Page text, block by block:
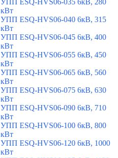
УПП ESQ-HVS06-035 6кВ, 280
кВт
УПП ESQ-HVS06-040 6кВ, 315
кВт
УПП ESQ-HVS06-045 6кВ, 400
кВт
УПП ESQ-HVS06-055 6кВ, 450
кВт
УПП ESQ-HVS06-065 6кВ, 560
кВт
УПП ESQ-HVS06-075 6кВ, 630
кВт
УПП ESQ-HVS06-090 6кВ, 710
кВт
УПП ESQ-HVS06-100 6кВ, 800
кВт
УПП ESQ-HVS06-120 6кВ, 1000
кВт